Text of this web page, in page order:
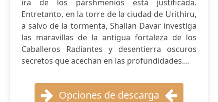
ira de los parshmenios está justificada.
Entretanto, en la torre de la ciudad de Urithiru,
a salvo de la tormenta, Shallan Davar investiga
las maravillas de la antigua fortaleza de los
Caballeros Radiantes y desentierra oscuros
secretos que acechan en las profundidades....
Opciones de descarga